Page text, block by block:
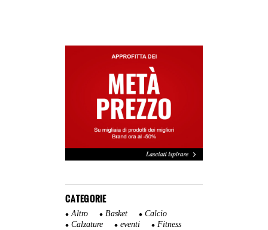
CATEGORIE
Altro Basket
Calcio
Calzature
eventi
Fitness